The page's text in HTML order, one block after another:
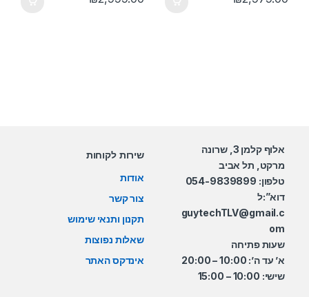
אלוף קלמן 3, שרונה
מרקט, תל אביב
טלפון: 054-9839899
דוא”:ל
guytechTLV@gmail.c
om
שעות פתיחה
א’ עד ה’: 10:00 – 20:00
שישי: 10:00 – 15:00
שירות לקוחות
אודות
צור קשר
תקנון ותנאי שימוש
שאלות נפוצות
אינדקס האתר